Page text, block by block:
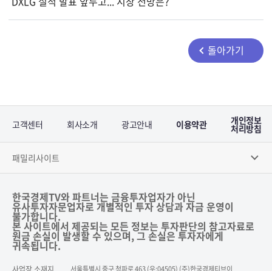
돌아가기
고객센터 회사소개 광고안내 이용약관 개인정보
처리방침
패밀리사이트
한국경제TV와 파트너는 금융투자업자가 아닌
유사투자자문업자로 개별적인 투자 상담과 자금 운영이
불가합니다.
본 사이트에서 제공되는 모든 정보는 투자판단의 참고자료로
원금 손실이 발생할 수 있으며, 그 손실은 투자자에게
귀속됩니다.